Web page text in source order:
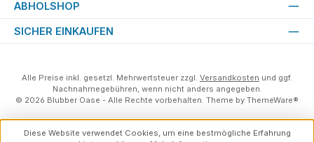
ABHOLSHOP
SICHER EINKAUFEN
Alle Preise inkl. gesetzl. Mehrwertsteuer zzgl. Versandkosten und ggf.
Nachnahmegebühren, wenn nicht anders angegeben.
© 2026 Blubber Oase - Alle Rechte vorbehalten. Theme by ThemeWare®
Diese Website verwendet Cookies, um eine bestmögliche Erfahrung